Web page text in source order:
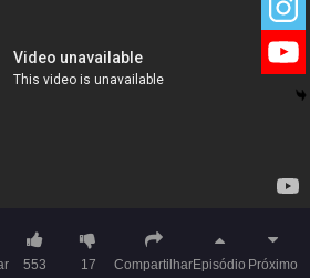
estiver presa, mude a linha para jogar
553 17 CompartilharEpisódio Próximo